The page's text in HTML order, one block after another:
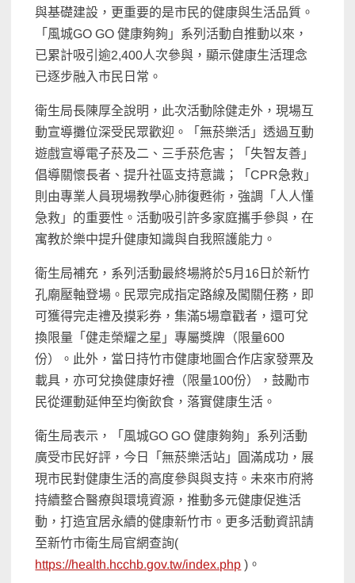
與基礎建設，更重要的是市民的健康與生活品質。
「風城GO GO 健康夠夠」系列活動自推動以來，
已累計吸引逾2,400人次參與，顯示健康生活理念
已逐步融入市民日常。
衛生局長陳厚全說明，此次活動除健走外，現場互
動宣導攤位深受民眾歡迎。「無菸樂活」透過互動
遊戲宣導電子菸及二、三手菸危害；「失智友善」
倡導關懷長者、提升社區支持意識；「CPR急救」
則由專業人員現場教學心肺復甦術，強調「人人懂
急救」的重要性。活動吸引許多家庭攜手參與，在
寓教於樂中提升健康知識與自我照護能力。
衛生局補充，系列活動最終場將於5月16日於新竹
孔廟壓軸登場。民眾完成指定路線及闖關任務，即
可獲得完走禮及摸彩券，集滿5場章戳者，還可兌
換限量「健走榮耀之星」專屬獎牌（限量600
份）。此外，當日持竹市健康地圖合作店家發票及
載具，亦可兌換健康好禮（限量100份），鼓勵市
民從運動延伸至均衡飲食，落實健康生活。
衛生局表示，「風城GO GO 健康夠夠」系列活動
廣受市民好評，今日「無菸樂活站」圓滿成功，展
現市民對健康生活的高度參與與支持。未來市府將
持續整合醫療與環境資源，推動多元健康促進活
動，打造宜居永續的健康新竹市。更多活動資訊請
至新竹市衛生局官網查詢(
https://health.hcchb.gov.tw/index.php )。